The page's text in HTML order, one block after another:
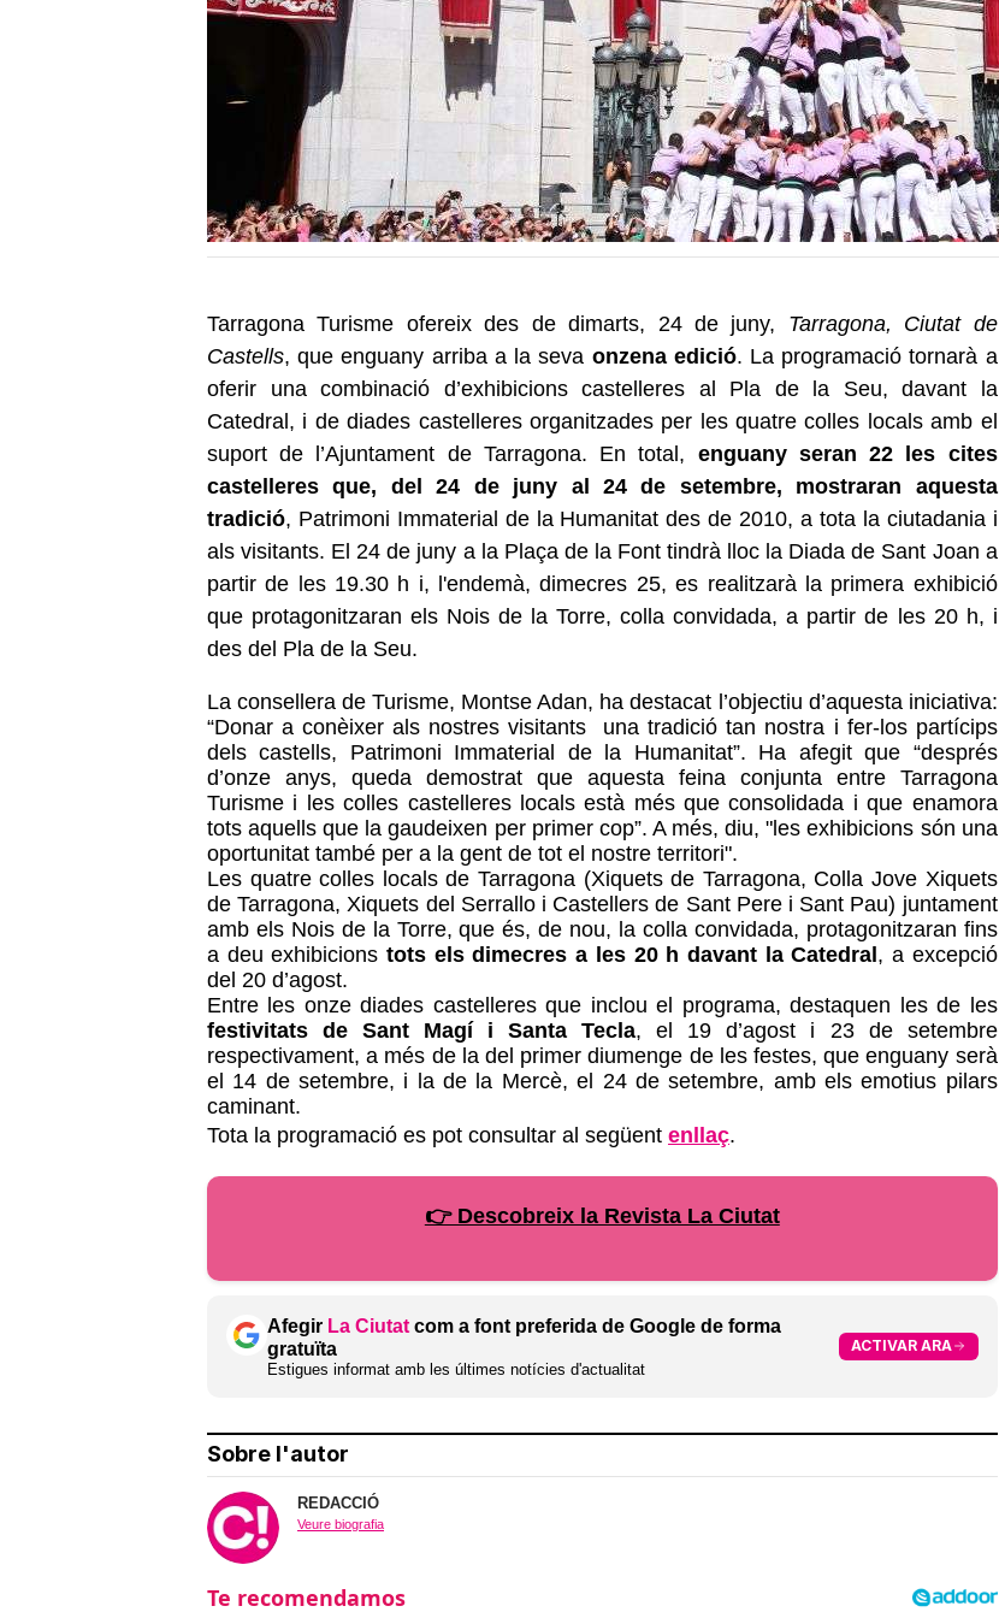
Tarragona Turisme ofereix des de dimarts, 24 de juny, Tarragona, Ciutat de
Castells, que enguany arriba a la seva onzena edició. La programació tornarà a
oferir una combinació d’exhibicions castelleres al Pla de la Seu, davant la
Catedral, i de diades castelleres organitzades per les quatre colles locals amb el
suport de l’Ajuntament de Tarragona. En total, enguany seran 22 les cites
castelleres que, del 24 de juny al 24 de setembre, mostraran aquesta
tradició, Patrimoni Immaterial de la Humanitat des de 2010, a tota la ciutadania i
als visitants. El 24 de juny a la Plaça de la Font tindrà lloc la Diada de Sant Joan a
partir de les 19.30 h i, l'endemà, dimecres 25, es realitzarà la primera exhibició
que protagonitzaran els Nois de la Torre, colla convidada, a partir de les 20 h, i
des del Pla de la Seu.
La consellera de Turisme, Montse Adan, ha destacat l’objectiu d’aquesta iniciativa:
“Donar a conèixer als nostres visitants una tradició tan nostra i fer-los partícips
dels castells, Patrimoni Immaterial de la Humanitat”. Ha afegit que “després
d’onze anys, queda demostrat que aquesta feina conjunta entre Tarragona
Turisme i les colles castelleres locals està més que consolidada i que enamora
tots aquells que la gaudeixen per primer cop”. A més, diu, "les exhibicions són una
oportunitat també per a la gent de tot el nostre territori".
Les quatre colles locals de Tarragona (Xiquets de Tarragona, Colla Jove Xiquets
de Tarragona, Xiquets del Serrallo i Castellers de Sant Pere i Sant Pau) juntament
amb els Nois de la Torre, que és, de nou, la colla convidada, protagonitzaran fins
a deu exhibicions tots els dimecres a les 20 h davant la Catedral, a excepció
del 20 d’agost.
Entre les onze diades castelleres que inclou el programa, destaquen les de les
festivitats de Sant Magí i Santa Tecla, el 19 d’agost i 23 de setembre
respectivament, a més de la del primer diumenge de les festes, que enguany serà
el 14 de setembre, i la de la Mercè, el 24 de setembre, amb els emotius pilars
caminant.
Tota la programació es pot consultar al següent enllaç.
👉 Descobreix la Revista La Ciutat
Afegir La Ciutat com a font preferida de Google de forma
gratuïta
Estigues informat amb les últimes notícies d'actualitat
ACTIVAR ARA
Sobre l'autor
REDACCIÓ
Veure biografia